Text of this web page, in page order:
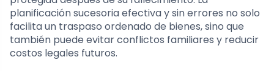
planificación sucesoria efectiva y sin errores no solo
facilita un traspaso ordenado de bienes, sino que
también puede evitar conflictos familiares y reducir
costos legales futuros.